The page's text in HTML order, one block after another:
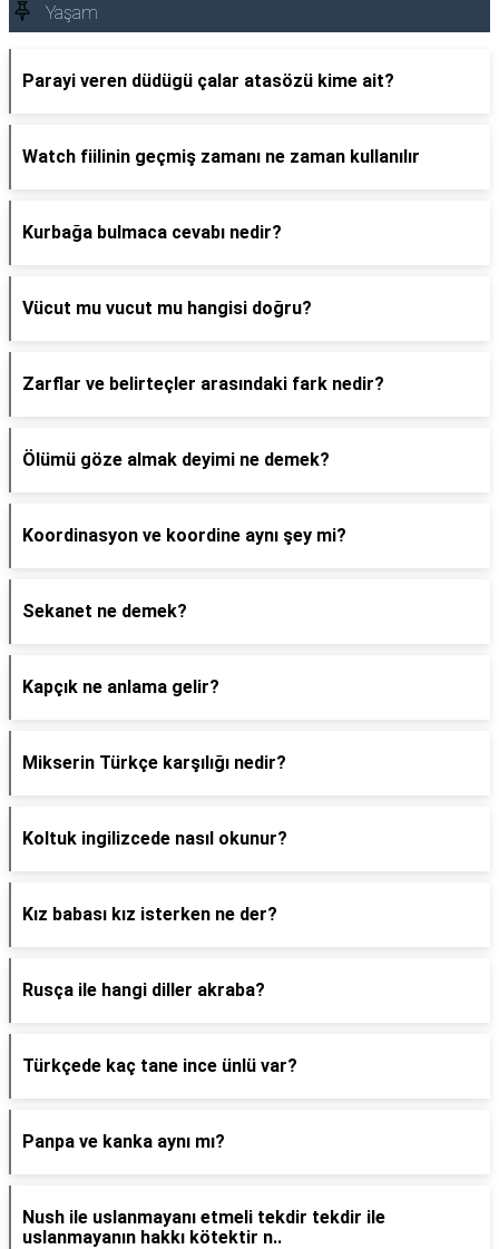
Yaşam
Parayi veren düdügü çalar atasözü kime ait?
Watch fiilinin geçmiş zamanı ne zaman kullanılır
Kurbağa bulmaca cevabı nedir?
Vücut mu vucut mu hangisi doğru?
Zarflar ve belirteçler arasındaki fark nedir?
Ölümü göze almak deyimi ne demek?
Koordinasyon ve koordine aynı şey mi?
Sekanet ne demek?
Kapçık ne anlama gelir?
Mikserin Türkçe karşılığı nedir?
Koltuk ingilizcede nasıl okunur?
Kız babası kız isterken ne der?
Rusça ile hangi diller akraba?
Türkçede kaç tane ince ünlü var?
Panpa ve kanka aynı mı?
Nush ile uslanmayanı etmeli tekdir tekdir ile
uslanmayanın hakkı kötektir n..